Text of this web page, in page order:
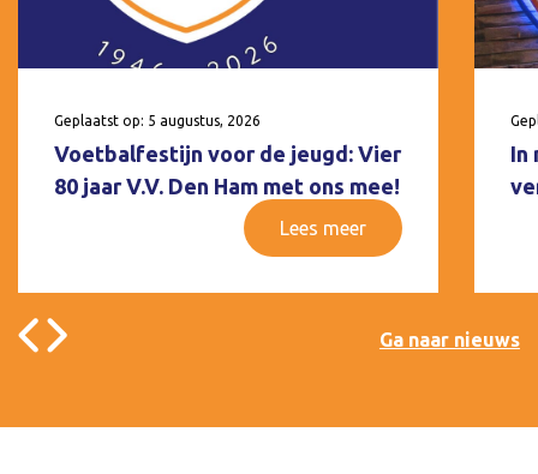
Geplaatst op: 5 augustus, 2026
Voetbalfestijn voor de jeugd: Vier
80 jaar V.V. Den Ham met ons mee!
Lees meer
In
Ga naar nieuws